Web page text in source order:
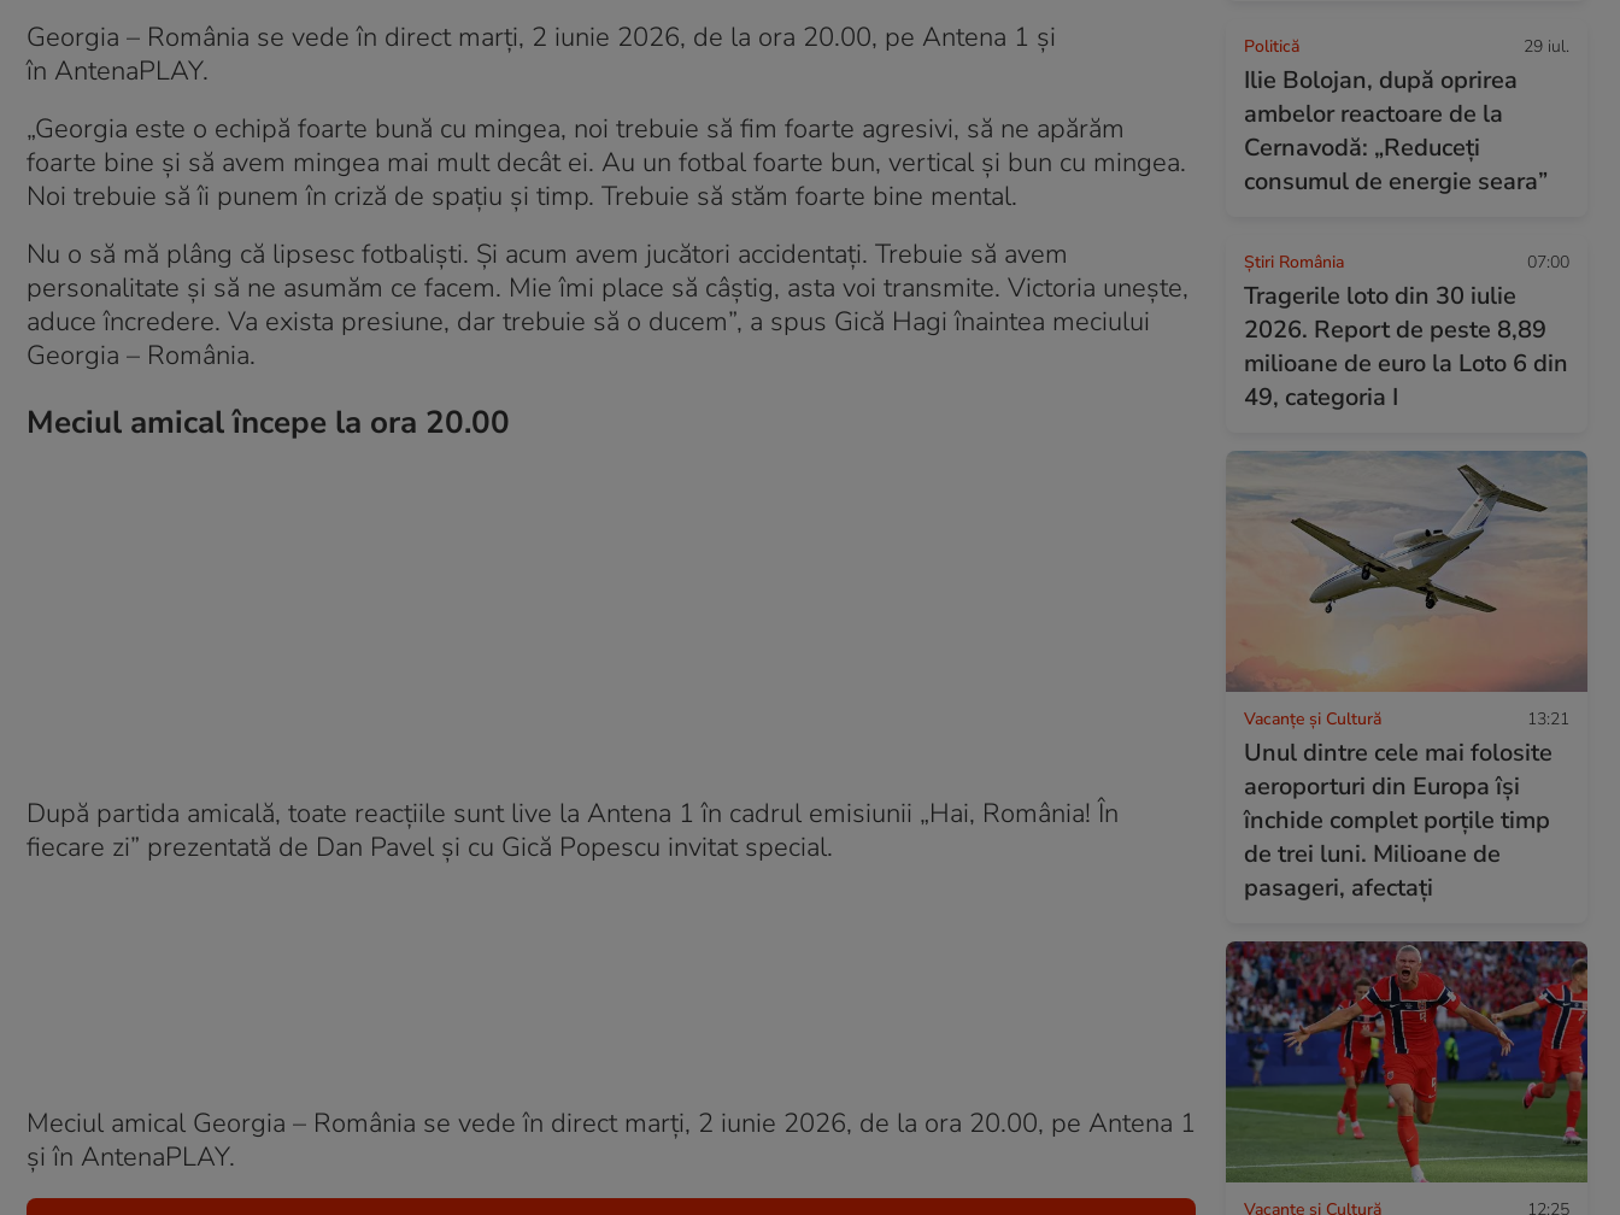
Georgia – România se vede în direct marți, 2 iunie 2026, de la ora 20.00, pe Antena 1 și
în AntenaPLAY.
„Georgia este o echipă foarte bună cu mingea, noi trebuie să fim foarte agresivi, să ne apărăm
foarte bine și să avem mingea mai mult decât ei. Au un fotbal foarte bun, vertical și bun cu mingea.
Noi trebuie să îi punem în criză de spațiu și timp. Trebuie să stăm foarte bine mental.
Nu o să mă plâng că lipsesc fotbaliști. Și acum avem jucători accidentați. Trebuie să avem
personalitate și să ne asumăm ce facem. Mie îmi place să câștig, asta voi transmite. Victoria unește,
aduce încredere. Va exista presiune, dar trebuie să o ducem”, a spus Gică Hagi înaintea meciului
Georgia – România.
Meciul amical începe la ora 20.00
După partida amicală, toate reacțiile sunt live la Antena 1 în cadrul emisiunii „Hai, România! În
fiecare zi” prezentată de Dan Pavel și cu Gică Popescu invitat special.
Meciul amical Georgia – România se vede în direct marți, 2 iunie 2026, de la ora 20.00, pe Antena 1
și în AntenaPLAY.
Politică 29 iul.
Ilie Bolojan, după oprirea
ambelor reactoare de la
Cernavodă: „Reduceți
consumul de energie seara”
Știri România 07:00
Tragerile loto din 30 iulie
2026. Report de peste 8,89
milioane de euro la Loto 6 din
49, categoria I
Vacanțe și Cultură 13:21
Unul dintre cele mai folosite
aeroporturi din Europa își
închide complet porțile timp
de trei luni. Milioane de
pasageri, afectați
Vacanțe și Cultură 12:25